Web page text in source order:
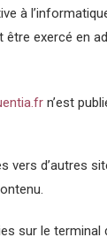
à
exercé en
n’est
vers d’autres
sur le